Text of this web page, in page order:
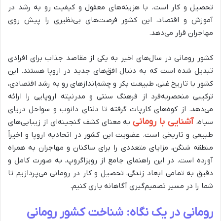
تحصیل و کار است. با هزینه‌های معقول و کیفیت رو به رشد در
آموزش و اقتصاد، این کشور فرصت‌های بی‌نظیری را پیش روی
مهاجران قرار می‌دهد.
کشور رومانی در سال‌های اخیر به یکی از مقاصد جذاب برای افرادی
تبدیل شده است که به دنبال افق‌های جدید در اروپا هستند. این
کشور با تاریخ غنی، طبیعت بکر و چشم‌اندازهای رو به رشد اقتصادی،
ترکیبی منحصربه‌فرد از فرهنگ سنتی و مدرنیته اروپایی را ارائه
می‌دهد. از کوه‌های کارپات گرفته تا دلتای دانوب و سواحل دریای
سیاه، آشنایی با رومانیبه معنای کشف گنجینه‌ای از زیبایی‌های
طبیعی و تاریخی است. عضویت این کشور در اتحادیه اروپا و اخیراً
منطقه شنگن، مزایای متعددی را برای ساکنان و مهاجران به همراه
آورده است. در این راهنمای جامع از رویزاگروپ، به صورت کامل و
دقیق به تمامی ابعاد زندگی، تحصیل و کار در رومانی می‌پردازیم تا
شما را در مسیر تصمیم‌گیری آگاهانه یاری کنیم.
رومانی در یک نگاه: شناخت کشور رومانی